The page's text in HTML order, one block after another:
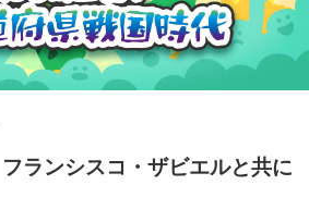
ランシスコ・ザビエルと共に